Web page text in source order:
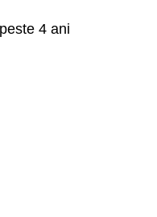
4 ani